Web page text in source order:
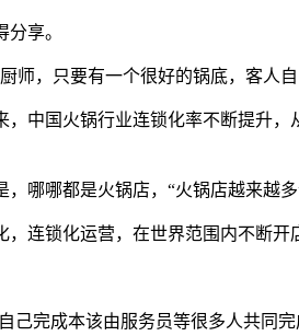
享。
师，只要有一个很好的锅底，客人
国火锅行业连锁化率不断提升，
哪哪都是火锅店，“火锅店越来越
连锁化运营，在世界范围内不断开
完成本该由服务员等很多人共同